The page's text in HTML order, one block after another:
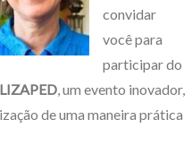
convidar
você para
participar do
, um evento inovador,
de uma maneira prática